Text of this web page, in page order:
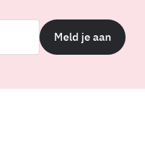
Meld je aan